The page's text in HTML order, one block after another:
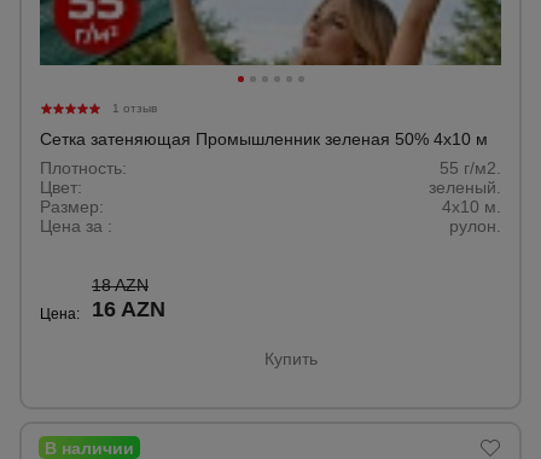
1 отзыв
Сетка затеняющая Промышленник зеленая 50% 4х10 м
Плотность:
55 г/м2.
Цвет:
зеленый.
Размер:
4x10 м.
Цена за :
рулон.
Цена:
18 AZN
16 AZN
Купить